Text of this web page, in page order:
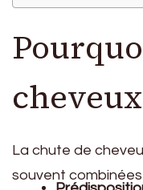
cheveux
La chute de
souvent combinées